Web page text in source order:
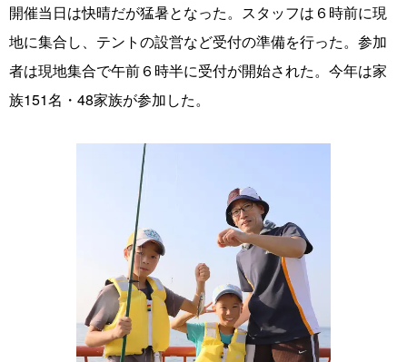
開催当日は快晴だが猛暑となった。スタッフは６時前に現
地に集合し、テントの設営など受付の準備を行った。参加
者は現地集合で午前６時半に受付が開始された。今年は家
族151名・48家族が参加した。